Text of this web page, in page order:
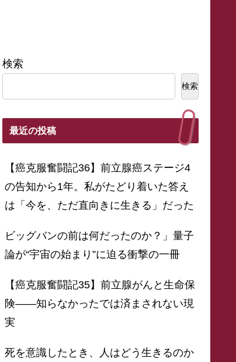
検索
検索
最近の投稿
【癌克服奮闘記36】前立腺癌ステージ4
の告知から1年。私がたどり着いた答え
は「今を、ただ直向きに生きる」だった
ビッグバンの前は何だったのか？」量子
論が“宇宙の始まり”に迫る衝撃の一冊
【癌克服奮闘記35】前立腺がんと生命保
険——知らなかったでは済まされない現
実
死を意識したとき、人はどう生きるのか